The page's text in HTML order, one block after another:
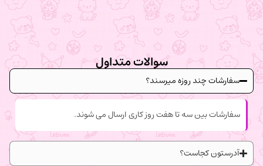
سوالات متداول
سفارشات چند روزه میرسند؟
سفارشات بین سه تا هفت روز کاری ارسال می شوند.
آدرستون کجاست؟